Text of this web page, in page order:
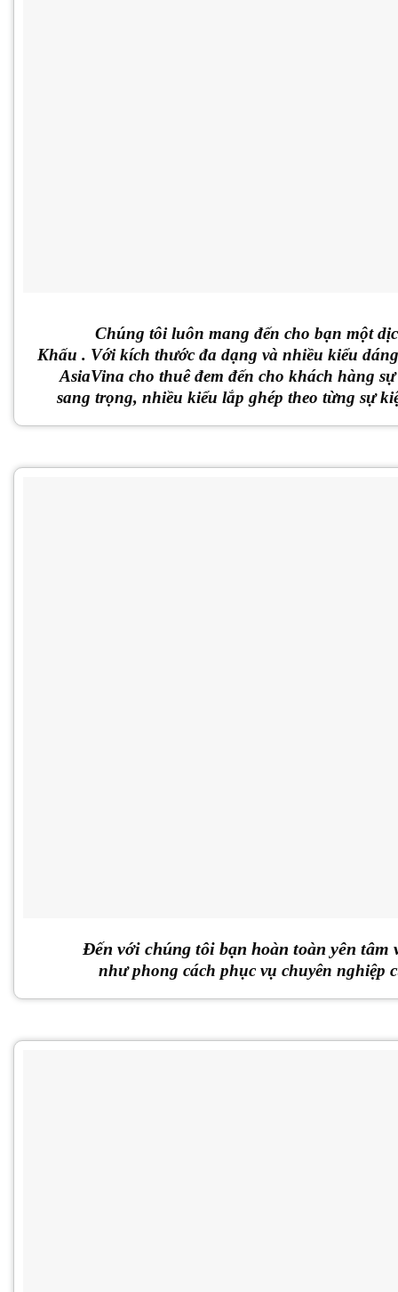
Chúng tôi luôn mang đến cho bạn một
Khấu . Với kích thước đa dạng và nhiều kiểu
AsiaVina cho thuê đem đến cho khách hàng
sang trọng, nhiều kiểu lắp ghép theo từng sự
Đến với chúng tôi bạn hoàn toàn yên
như phong cách phục vụ chuyên nghiệp